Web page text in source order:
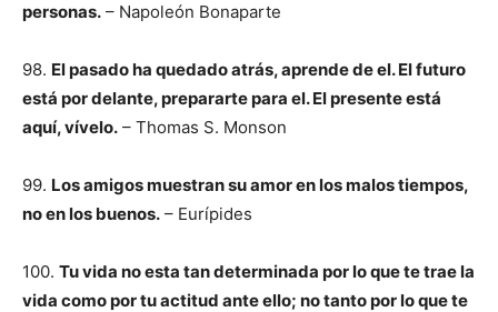
personas. – Napoleón Bonaparte
98. El pasado ha quedado atrás, aprende de el. El futuro
está por delante, prepararte para el. El presente está
aquí, vívelo. – Thomas S. Monson
99. Los amigos muestran su amor en los malos tiempos,
no en los buenos. – Eurípides
100. Tu vida no esta tan determinada por lo que te trae la
vida como por tu actitud ante ello; no tanto por lo que te